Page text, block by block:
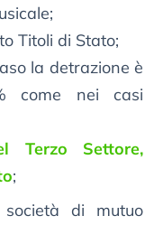
Titoli di Stato;
la detrazione è
come nei casi
Terzo Settore,
;
di mutuo